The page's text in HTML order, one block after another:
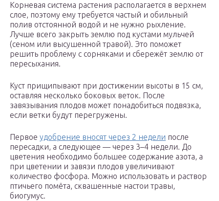
Корневая система растения располагается в верхнем
слое, поэтому ему требуется частый и обильный
полив отстоянной водой и не нужно рыхление.
Лучше всего закрыть землю под кустами мульчей
(сеном или высушенной травой). Это поможет
решить проблему с сорняками и сбережёт землю от
пересыхания.
Куст прищипывают при достижении высоты в 15 см,
оставляя несколько боковых веток. После
завязывания плодов может понадобиться подвязка,
если ветки будут перегружены.
Первое удобрение вносят через 2 недели после
пересадки, а следующее — через 3–4 недели. До
цветения необходимо большее содержание азота, а
при цветении и завязи плодов увеличивают
количество фосфора. Можно использовать и раствор
птичьего помёта, сквашенные настои травы,
биогумус.